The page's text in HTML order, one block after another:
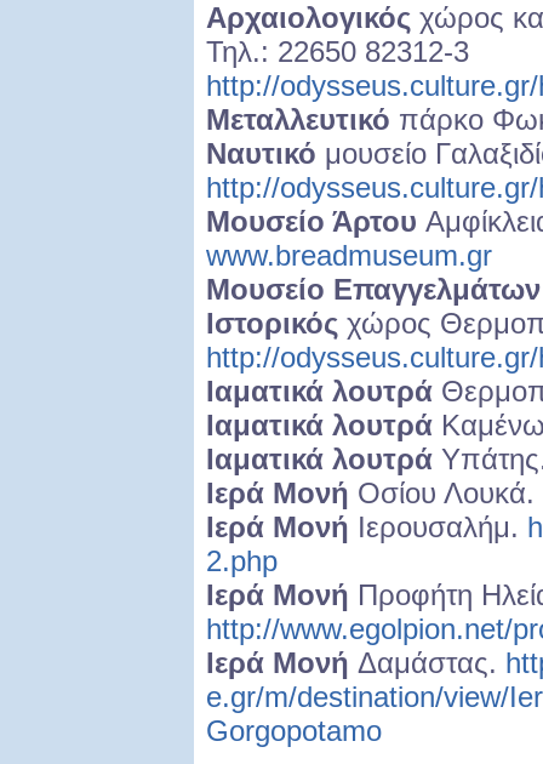
Αρχαιολογικός χώρος
Τηλ.: 22650 82312-3
http://
Μεταλλευτικό πάρκο
Ναυτικό μουσείο
http://
Μουσείο Άρτου
www.breadmuseum.gr
Μουσείο
Ιστορικός χώρος
http://
Ιαματικά λουτρά
Ιαματικά λουτρά
Ιαματικά λουτρά
Ιερά Μονή Οσίου Λουκά.
Ιερά Μονή Ιερουσαλήμ.
2.php
Ιερά Μονή Προφήτη
http://www.egolpion.net/
Ιερά Μονή Δαμάστας.
e.gr/m/destination/view/
Gorgopotamo